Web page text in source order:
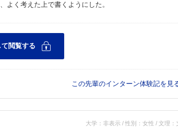
よく考えた上で書くようにした。
この先輩のインターン体験記を見
大学：非表示 / 性別：女性 / 文理：